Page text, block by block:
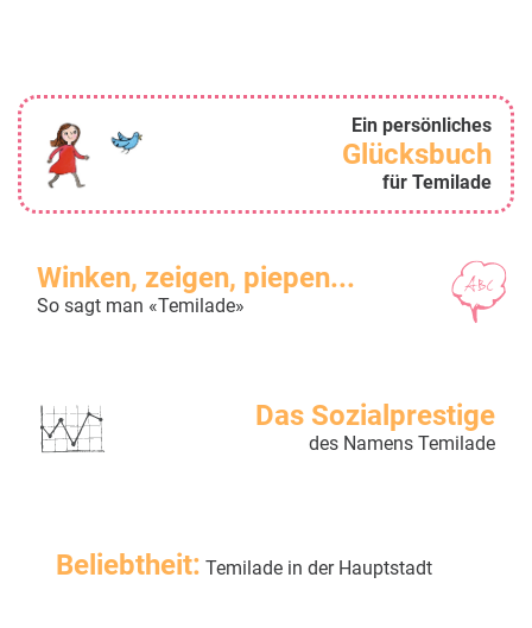
Ein persönliches
Glücksbuch
für Temilade
Winken, zeigen, piepen...
So sagt man «Temilade»
Das Sozialprestige
des Namens Temilade
Beliebtheit: Temilade in der Hauptstadt